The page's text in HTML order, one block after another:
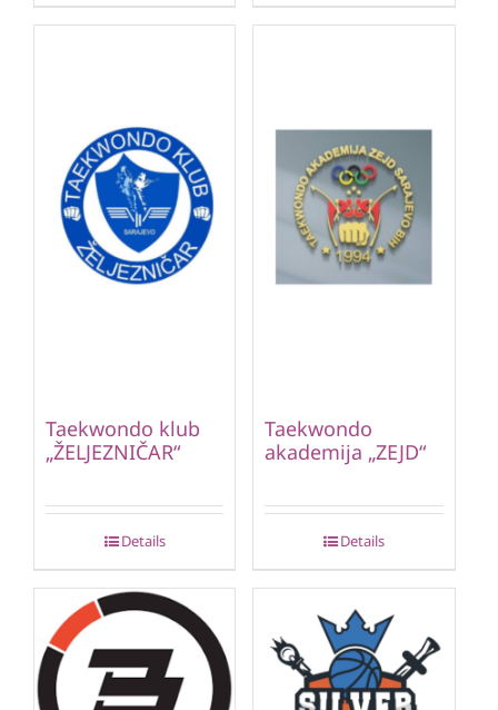
Taekwondo klub
„ŽELJEZNIČAR“
Details
Taekwondo
akademija „ZEJD“
Details